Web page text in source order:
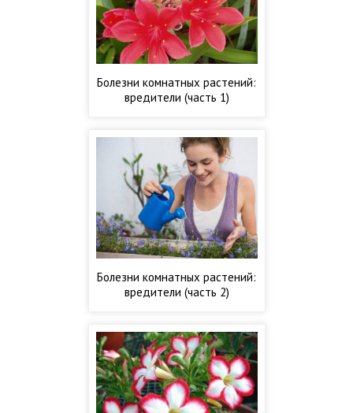
Болезни комнатных растений:
вредители (часть 1)
Болезни комнатных растений:
вредители (часть 2)